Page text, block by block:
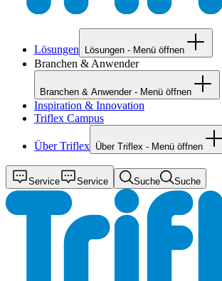
Lösungen Lösungen - Menü öffnen
Branchen & Anwender
Branchen & Anwender - Menü öffnen
Inspiration & Innovation
Triflex Campus
Über Triflex Über Triflex - Menü öffnen
Service Service Suche Suche